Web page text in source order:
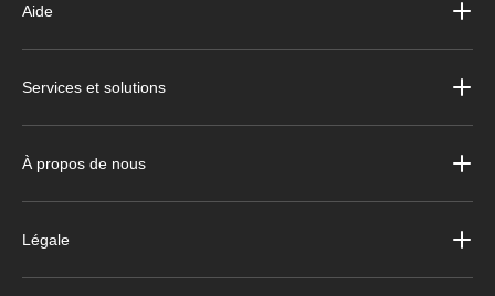
Aide
Services et solutions
À propos de nous
Légale